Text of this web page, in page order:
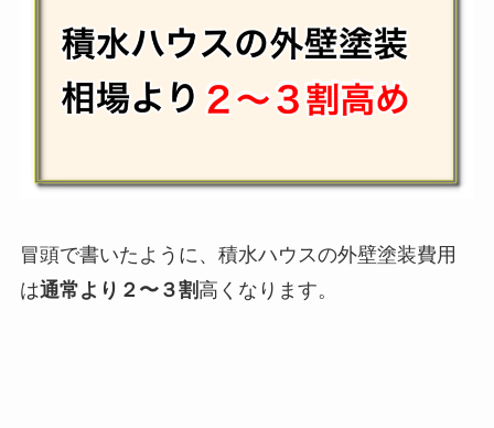
冒頭で書いたように、積水ハウスの外壁塗装費用
は通常より ２〜３割 高くなります。